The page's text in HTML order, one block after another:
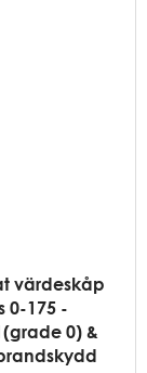
värdeskåp
0-175 -
0) &